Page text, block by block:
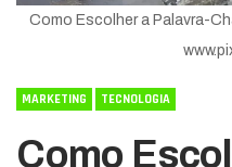
Como Escolher a Palavra-
MARKETING TECNOLOGIA
Como